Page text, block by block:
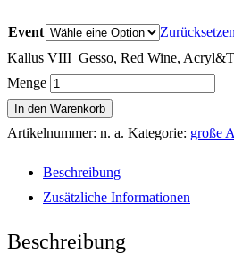
Event
Zurücksetzen
Kallus VIII_Gesso, Red Wine,
Menge
In den Warenkorb
Artikelnummer: n. a. Kategorie: große
Beschreibung
Zusätzliche Informationen
Beschreibung